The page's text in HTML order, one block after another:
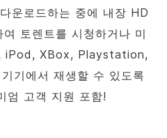
운로드하는 중에 내장 HD
토렌트를 시청하거나 미
iPod, XBox, Playstation,
기에서 재생할 수 있도록
엄 고객 지원 포함!